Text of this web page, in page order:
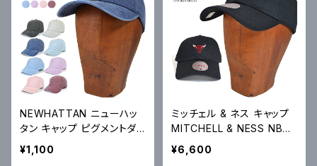
NEWHATTAN ニューハッ
タン キャップ ピグメントダイ
ベースボールキャップ Pigm
ent Dyed Baseball Cap
¥1,100
ミッチェル & ネス キャップ
MITCHELL & NESS NBA I
NSIGNIA STRAPBACK C
AP 6パネルキャップ BULLS
¥6,600